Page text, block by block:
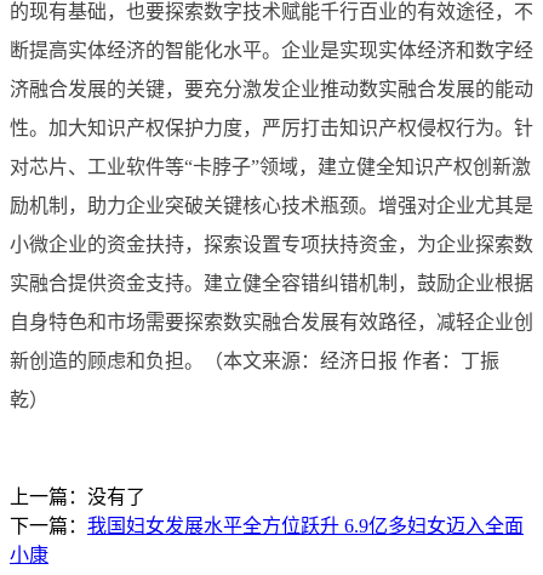
的现有基础，也要探索数字技术赋能千行百业的有效途径，不
断提高实体经济的智能化水平。企业是实现实体经济和数字经
济融合发展的关键，要充分激发企业推动数实融合发展的能动
性。加大知识产权保护力度，严厉打击知识产权侵权行为。针
对芯片、工业软件等“卡脖子”领域，建立健全知识产权创新激
励机制，助力企业突破关键核心技术瓶颈。增强对企业尤其是
小微企业的资金扶持，探索设置专项扶持资金，为企业探索数
实融合提供资金支持。建立健全容错纠错机制，鼓励企业根据
自身特色和市场需要探索数实融合发展有效路径，减轻企业创
新创造的顾虑和负担。（本文来源：经济日报 作者：丁振
乾）
上一篇：没有了
下一篇： 我国妇女发展水平全方位跃升 6.9亿多妇女迈入全面
小康